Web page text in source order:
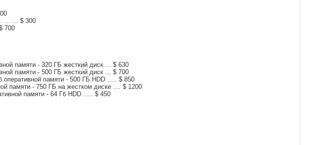
... ... $ 300
700
памяти - 320 ГБ жесткий диск ... $ 630
памяти - 500 ГБ жесткий диск ... $ 700
оперативной памяти - 500 ГБ HDD ..... $ 850
памяти - 750 ГБ на жестком диске .... $ 1200
памяти - 64 Гб HDD ..... $ 450